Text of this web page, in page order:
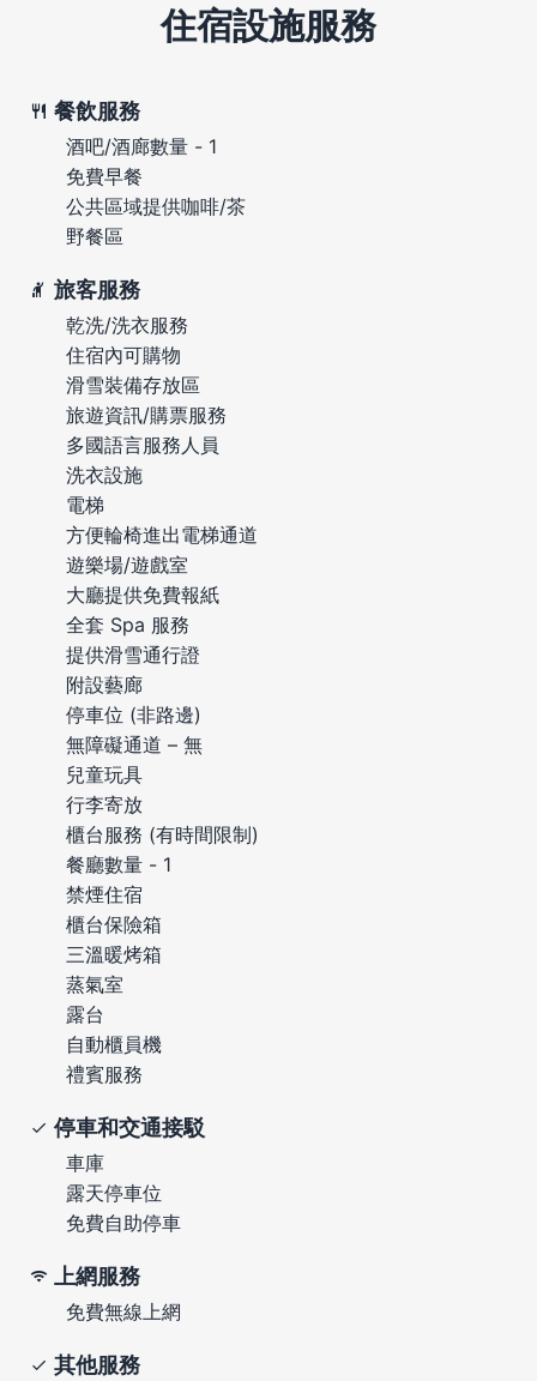
住宿設施服務
餐飲服務
酒吧/酒廊數量 - 1
免費早餐
公共區域提供咖啡/茶
野餐區
旅客服務
乾洗/洗衣服務
住宿內可購物
滑雪裝備存放區
旅遊資訊/購票服務
多國語言服務人員
洗衣設施
電梯
方便輪椅進出電梯通道
遊樂場/遊戲室
大廳提供免費報紙
全套 Spa 服務
提供滑雪通行證
附設藝廊
停車位 (非路邊)
無障礙通道 – 無
兒童玩具
行李寄放
櫃台服務 (有時間限制)
餐廳數量 - 1
禁煙住宿
櫃台保險箱
三溫暖烤箱
蒸氣室
露台
自動櫃員機
禮賓服務
停車和交通接駁
車庫
露天停車位
免費自助停車
上網服務
免費無線上網
其他服務